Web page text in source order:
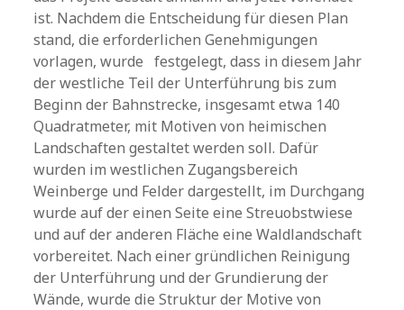
ist. Nachdem die Entscheidung für diesen Plan
stand, die erforderlichen Genehmigungen
vorlagen, wurde festgelegt, dass in diesem Jahr
der westliche Teil der Unterführung bis zum
Beginn der Bahnstrecke, insgesamt etwa 140
Quadratmeter, mit Motiven von heimischen
Landschaften gestaltet werden soll. Dafür
wurden im westlichen Zugangsbereich
Weinberge und Felder dargestellt, im Durchgang
wurde auf der einen Seite eine Streuobstwiese
und auf der anderen Fläche eine Waldlandschaft
vorbereitet. Nach einer gründlichen Reinigung
der Unterführung und der Grundierung der
Wände, wurde die Struktur der Motive von